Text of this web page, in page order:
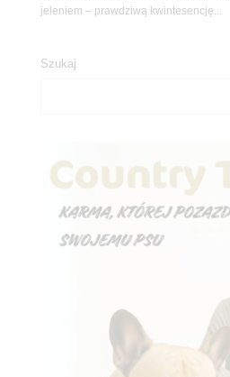
jeleniem – prawdziwą kwintesencję...
Szukaj